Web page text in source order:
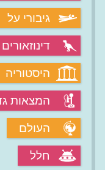
גיבורי על
דינוזאורים
היסטוריה
המצאות
העולם
חלל
מהי יפן, שיאנית